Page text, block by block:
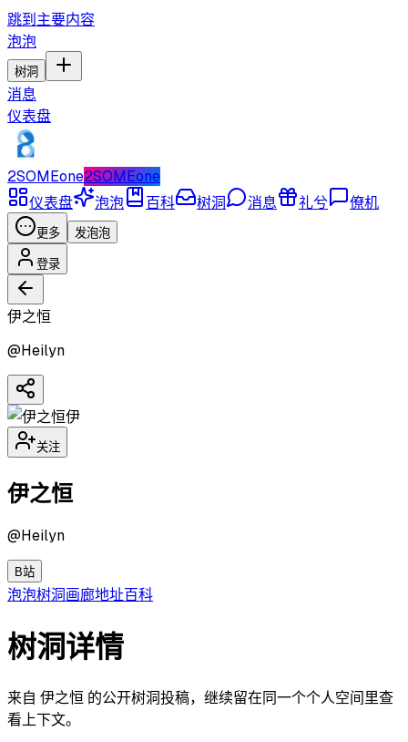
跳到主要内容
泡泡
树洞
消息
仪表盘
2SOMEone2SOMEone
仪表盘
泡泡 百科 树洞 消息 礼兮 僚机
更多 发泡泡
登录
伊之恒
@Heilyn
伊
关注
伊之恒
@Heilyn
B站
泡泡树洞画廊地址百科
树洞详情
来自 伊之恒 的公开树洞投稿，继续留在同一个个人空间里查
看上下文。